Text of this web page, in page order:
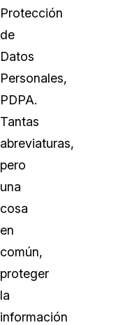
Protección
de
Datos
Personales,
PDPA.
Tantas
abreviaturas,
pero
una
cosa
en
común,
proteger
la
información